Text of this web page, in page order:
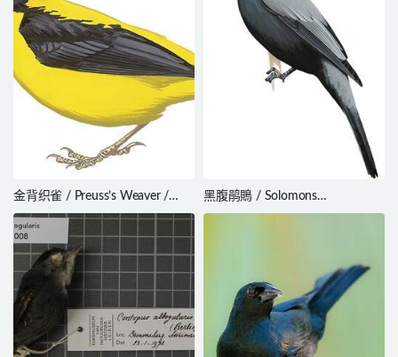
金背织雀 / Preuss’s Weaver /
Ploceus preussi
黑腹鹃鵙 / Solomons
Cuckooshrike / Edolisoma